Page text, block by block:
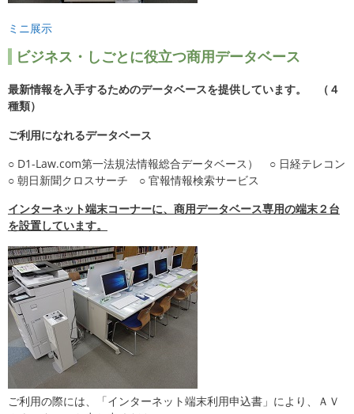
ミニ展示
ビジネス・しごとに役立つ商用データベース
最新情報を入手するためのデータベースを提供しています。 （４
種類）
ご利用になれるデータベース
○ D1-Law.com第一法規法情報総合データベース） ○ 日経テレコン
○ 朝日新聞クロスサーチ ○ 官報情報検索サービス
インターネット端末コーナーに、商用データベース専用の端末２台
を設置しています。
ご利用の際には、「インターネット端末利用申込書」により、ＡＶ